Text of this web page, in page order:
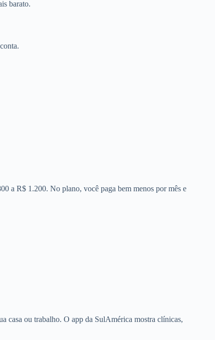
barato.
a R$ 1.200. No plano, você paga bem menos por mês e
casa ou trabalho. O app da SulAmérica mostra clínicas,